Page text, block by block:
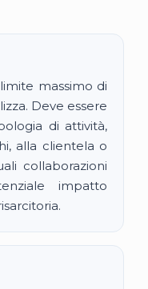
massimo di
Deve essere
di attività,
alla clientela o
collaborazioni
impatto